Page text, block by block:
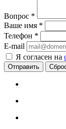
Вопрос *
Ваше имя *
Телефон *
E-mail
Я согласен на